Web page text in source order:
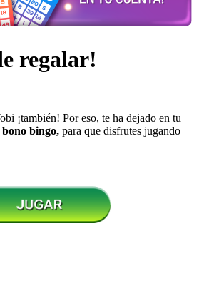
regalar!
¡también! Por eso, te ha dejado en tu
bono bingo, para que disfrutes jugando